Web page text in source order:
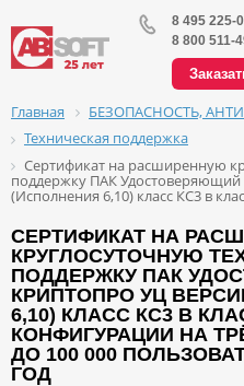
8 495 225-
8 800 511-
Главная БЕЗОПАСНОСТЬ,
Техническая поддержка
Сертификат на расширенную
поддержку ПАК
(Исполнения 6,10) класс КС3 в
СЕРТИФИКАТ НА
КРУГЛОСУТОЧНУЮ
ПОДДЕРЖКУ ПАК
КРИПТОПРО УЦ
6,10) КЛАСС КС3 В
КОНФИГУРАЦИИ НА
ДО 100 000
ГОД